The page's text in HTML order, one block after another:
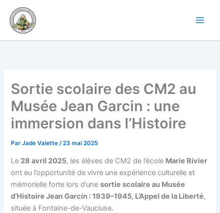
contenu
Sortie scolaire des CM2 au
Musée Jean Garcin : une
immersion dans l’Histoire
ParJade Valette/23 mai 2025
Le 28 avril 2025, les élèves de CM2 de l’école Marie Rivier
ont eu l’opportunité de vivre une expérience culturelle et
mémorielle forte lors d’unesortie scolaire au Musée
d’Histoire Jean Garcin : 1939–1945, L’Appel de la Liberté,
située à Fontaine-de-Vaucluse.